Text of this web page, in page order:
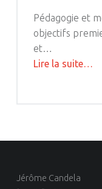
Pédagogie et
objectifs
et…
Lire la suite"Les
…
Jérôme Candela